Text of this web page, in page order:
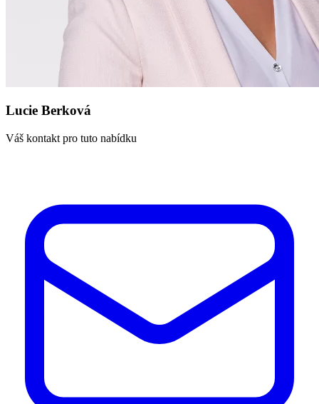
Lucie Berková
Váš kontakt pro tuto nabídku